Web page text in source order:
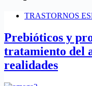
TRASTORNOS
Prebióticos y
tratamiento del
realidades